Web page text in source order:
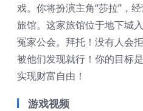
戏。你将扮演主角“莎拉”，
旅馆。这家旅馆位于地下城
冤家公会。拜托！没有人会
被他们发现就行！你的目标
实现财富自由！
游戏视频